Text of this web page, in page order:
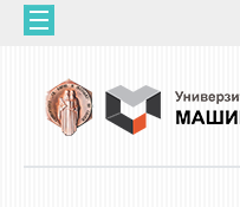
Skip to main content
ЗА НАС
60 ГОДИНИ МФ